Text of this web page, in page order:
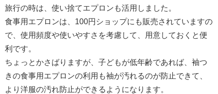
旅行の時は、使い捨てエプロンも活用しました。
食事用エプロンは、100円ショップにも販売されていますの
で、使用頻度や使いやすさを考慮して、用意しておくと便
利です。
ちょっとかさばりますが、子どもが低年齢であれば、袖つ
きの食事用エプロンの利用も袖が汚れるのが防止できて、
より洋服の汚れ防止ができるようになります。